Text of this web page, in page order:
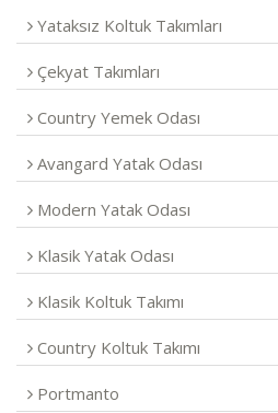
Yataksız Koltuk Takımları
Çekyat Takımları
Country Yemek Odası
Avangard Yatak Odası
Modern Yatak Odası
Klasik Yatak Odası
Klasik Koltuk Takımı
Country Koltuk Takımı
Portmanto